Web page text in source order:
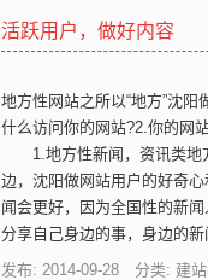
活跃用户，做好内容
地方性网站之所以“地方”沈
什么访问你的网站?2.你的网
1.地方性新闻，资讯类地方
边，沈阳做网站用户的好奇
闻会更好，因为全国性的新
分享自己身边的事，身边的
发布: 2014-09-28 分类: 建